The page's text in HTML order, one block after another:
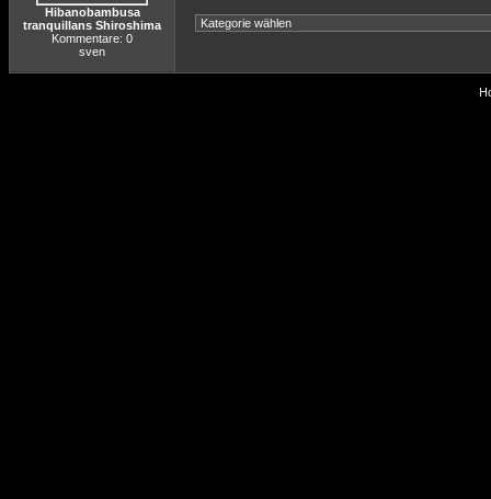
Hibanobambusa
tranquillans Shiroshima
Kommentare: 0
sven